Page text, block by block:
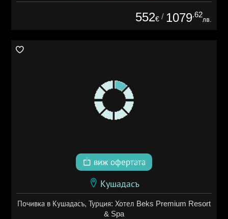
552€ / 1079.62
лв.
виж офертата
Кушадасъ
Почивка в Кушадасъ, Турция: Хотел Beks Premium Resort
& Spa